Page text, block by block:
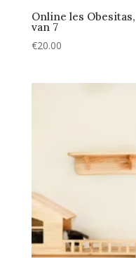
Online les
van 7
€20.00